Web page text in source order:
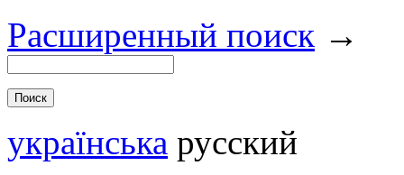
Расширенный поиск →
українська русский